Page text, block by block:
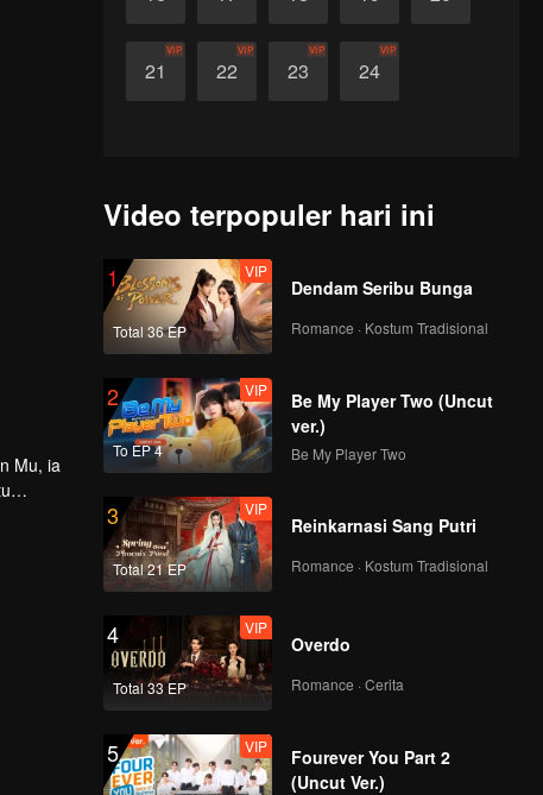
21
VIP
22
VIP
23
VIP
24
VIP
Mu, ia
Video terpopuler hari ini
1
Total 36 EP
VIP
Dendam Seribu Bunga
Romance · Kostum Tradisional
2
To EP 4
VIP
Be My Player Two (Uncut
ver.)
Be My Player Two
3
Total 21 EP
VIP
Reinkarnasi Sang Putri
Romance · Kostum Tradisional
4
Total 33 EP
VIP
Overdo
Romance · Cerita
5 VIP
Fourever You Part 2
(Uncut Ver.)